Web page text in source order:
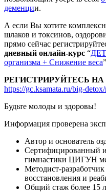
деменции.
А если Вы хотите
шлаков и токсинов,
прямо сейчас
дневный онлайн-курс “
организма + Снижение веса”
РЕГИСТРИРУЙТЕСЬ
https://gc.ksamata.ru/big-
Будьте молоды и здоровы!
Информация проверена
Автор и основатель
Сертифицированный
гимнастики ЦИГУН
Методист-
восстановления и
Общий стаж более 15